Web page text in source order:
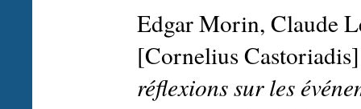
Edgar Morin, Claude
[Cornelius
réflexions sur les